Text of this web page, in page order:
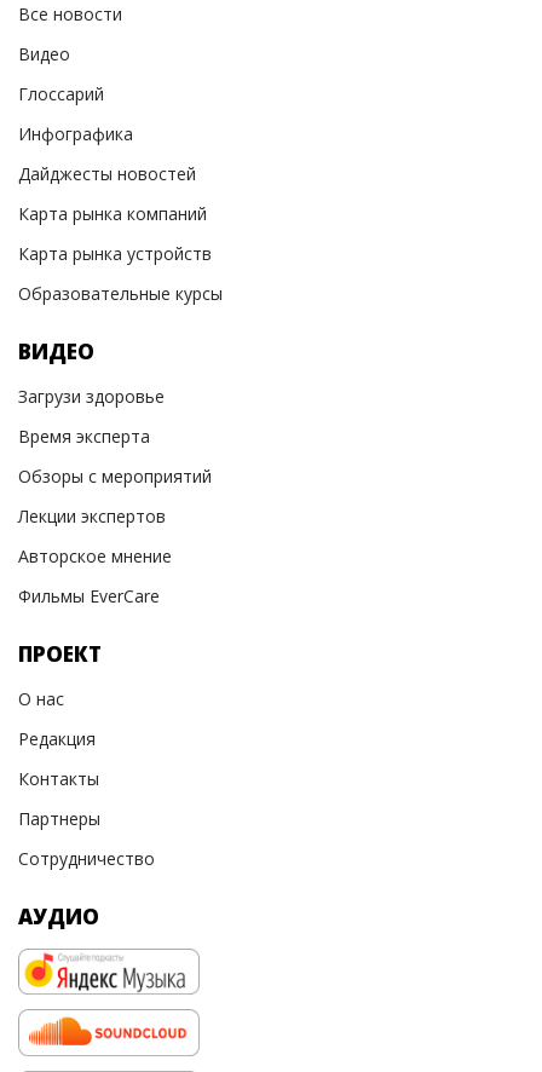
Все новости
Видео
Глоссарий
Инфографика
Дайджесты новостей
Карта рынка компаний
Карта рынка устройств
Образовательные курсы
ВИДЕО
Загрузи здоровье
Время эксперта
Обзоры с мероприятий
Лекции экспертов
Авторское мнение
Фильмы EverCare
ПРОЕКТ
О нас
Редакция
Контакты
Партнеры
Сотрудничество
АУДИО